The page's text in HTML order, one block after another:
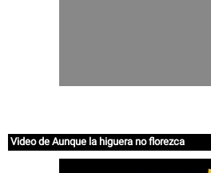
Video de Aunque la higuera no florezca